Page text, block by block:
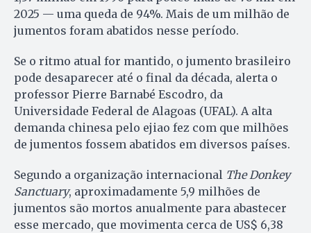
2025 — uma queda de 94%. Mais de um milhão de
jumentos foram abatidos nesse período.
Se o ritmo atual for mantido, o jumento brasileiro
pode desaparecer até o final da década, alerta o
professor Pierre Barnabé Escodro, da
Universidade Federal de Alagoas (UFAL). A alta
demanda chinesa pelo ejiao fez com que milhões
de jumentos fossem abatidos em diversos países.
Segundo a organização internacional The Donkey
Sanctuary, aproximadamente 5,9 milhões de
jumentos são mortos anualmente para abastecer
esse mercado, que movimenta cerca de US$ 6,38